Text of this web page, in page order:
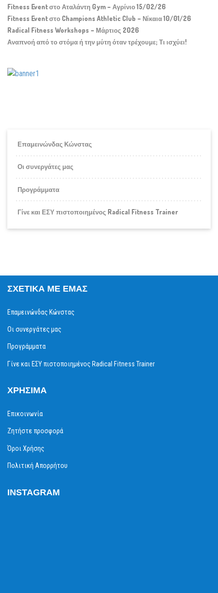
Fitness Event στο Αταλάντη Gym – Αγρίνιο 15/02/26
Fitness Event στο Champions Athletic Club – Νίκαια 10/01/26
Radical Fitness Workshops – Μάρτιος 2026
Αναπνοή από το στόμα ή την μύτη όταν τρέχουμε; Τι ισχύει!
Επαμεινώνδας Κώνστας
Οι συνεργάτες μας
Προγράμματα
Γίνε και ΕΣΥ πιστοποιημένος Radical Fitness Trainer
ΣΧΕΤΙΚΆ ΜΕ ΕΜΆΣ
Επαμεινώνδας Κώνστας
Οι συνεργάτες μας
Προγράμματα
Γίνε και ΕΣΥ πιστοποιημένος Radical Fitness Trainer
ΧΡΉΣΙΜΑ
Επικοινωνία
Ζητήστε προσφορά
Όροι Χρήσης
Πολιτική Απορρήτου
INSTAGRAM